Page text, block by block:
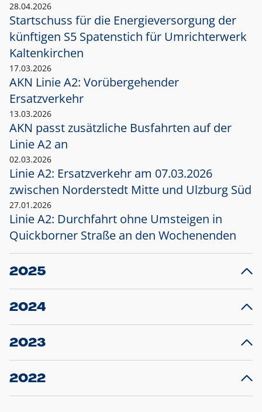
28.04.2026
Startschuss für die Energieversorgung der
künftigen S5 Spatenstich für Umrichterwerk
Kaltenkirchen
17.03.2026
AKN Linie A2: Vorübergehender
Ersatzverkehr
13.03.2026
AKN passt zusätzliche Busfahrten auf der
Linie A2 an
02.03.2026
Linie A2: Ersatzverkehr am 07.03.2026
zwischen Norderstedt Mitte und Ulzburg Süd
27.01.2026
Linie A2: Durchfahrt ohne Umsteigen in
Quickborner Straße an den Wochenenden
2025
23.12.2025
Projekt S5: Start der Bauarbeiten am
2024
10.12.2024
Großprojekt S5: Sperrung der Bahnstraße in
2023
20.12.2023
Schleswig-Holstein verlängert den
2022
22.12.2022